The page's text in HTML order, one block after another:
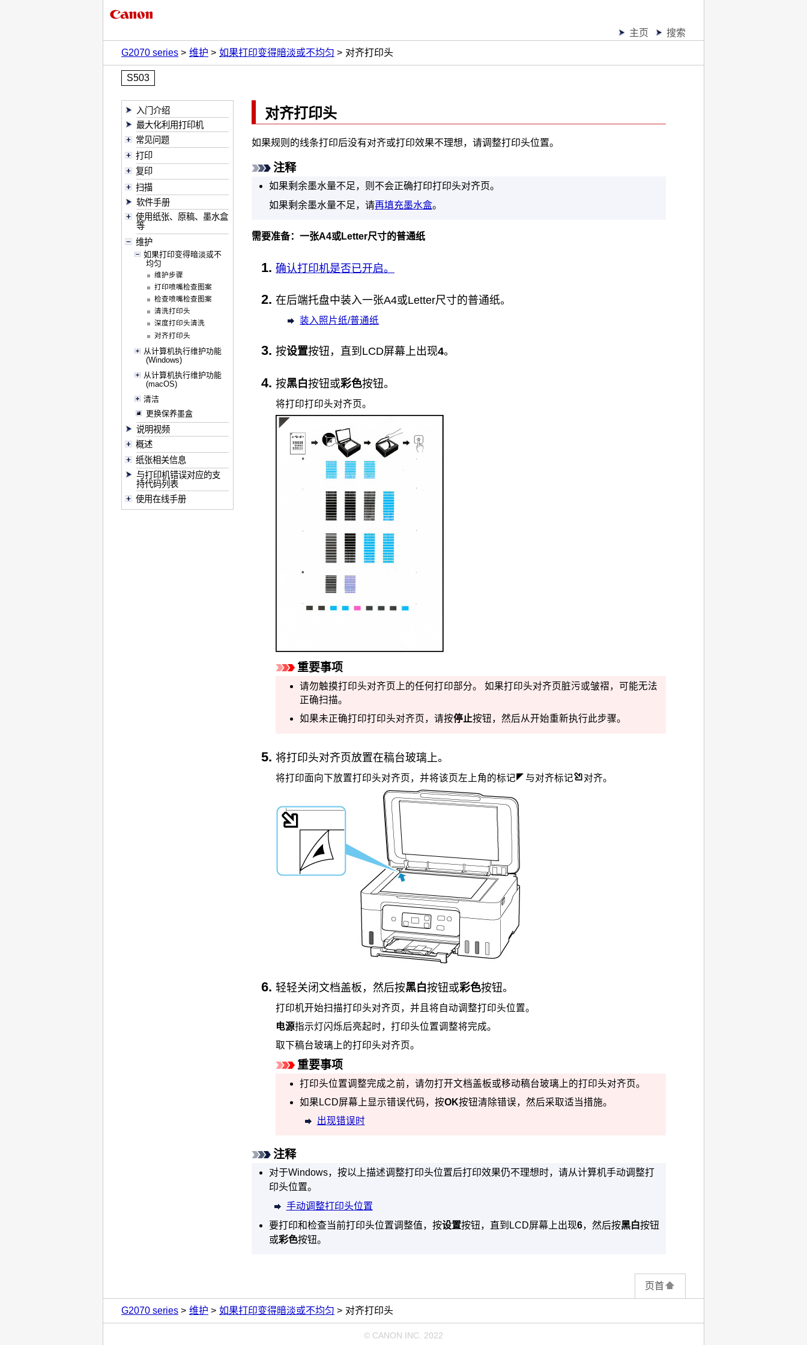
主页
搜索
G2070 series
维护 如果打印变得暗淡或不均匀 对齐打印头
S503
入门介绍
最大化利用打印机
常见问题
打印
复印
扫描
软件手册
使用纸张、原稿、墨水盒
等
维护
如果打印变得暗淡或不
均匀
维护步骤
打印喷嘴检查图案
检查喷嘴检查图案
清洗打印头
深度打印头清洗
对齐打印头
从计算机执行维护功能
(Windows)
从计算机执行维护功能
(macOS)
清洁
更换保养墨盒
说明视频
概述
纸张相关信息
与打印机错误对应的支
持代码列表
使用在线手册
对齐打印头
如果规则的线条打印后没有对齐或打印效果不理想，请调整打印头位置。
注释
如果剩余墨水量不足，则不会正确打印打印头对齐页。
如果剩余墨水量不足，请再填充墨水盒。
需要准备：一张A4或Letter尺寸的普通纸
确认打印机是否已开启。
在后端托盘中装入一张A4或Letter尺寸的普通纸。
装入照片纸/普通纸
按设置按钮，直到 LCD屏幕上出现4。
按黑白按钮或彩色按钮。
将打印打印头对齐页。
重要事项
请勿触摸打印头对齐页上的任何打印部分。
如果打印头对齐页脏污或皱褶，可能无法
正确扫描。
如果未正确打印打印头对齐页，请按停止按钮，然后从开始重新执行此步骤。
将打印头对齐页放置在稿台玻璃 上。
将打印面向下放置打印头对齐页，并将该页左上角的标记 与对齐标记 对齐。
轻轻关闭 文档盖板 ，然后按黑白 按钮或彩色按钮。
打印机开始扫描打印头对齐页，并且将自动调整打印头位置。
电源指示灯闪烁后亮起时，打印头位置调整将完成。
取下稿台玻璃 上的打印头对齐页。
重要事项
打印头位置调整完成之前，请勿打开文档盖板或移动稿台玻璃 上的打印头对齐页。
如果 LCD屏幕上显示错误代码，按OK按钮清除错误，然后采取适当措施。
出现错误时
注释
对于Windows，按以上描述调整打印头位置后打印效果仍不理想时，请从计算机手动调整打
印头位置。
手动调整打印头位置
要打印和检查当前打印头位置调整值，按设置按钮，直到 LCD屏幕上出现6，然后按黑白按钮
或彩色按钮。
页首
G2070 series 维护 如果打印变得暗淡或不均匀 对齐打印头
© CANON INC. 2022